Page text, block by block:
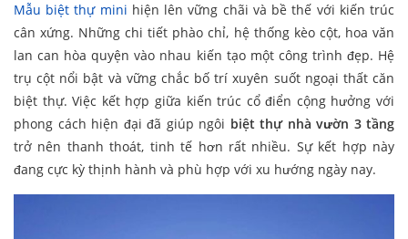
Mẫu biệt thự mini hiện lên vững chãi và bề thế với kiến trúc
cân xứng. Những chi tiết phào chỉ, hệ thống kèo cột, hoa văn
lan can hòa quyện vào nhau kiến tạo một công trình đẹp. Hệ
trụ cột nổi bật và vững chắc bố trí xuyên suốt ngoại thất căn
biệt thự. Việc kết hợp giữa kiến trúc cổ điển cộng hưởng với
phong cách hiện đại đã giúp ngôi biệt thự nhà vườn 3 tầng
trở nên thanh thoát, tinh tế hơn rất nhiều. Sự kết hợp này
đang cực kỳ thịnh hành và phù hợp với xu hướng ngày nay.